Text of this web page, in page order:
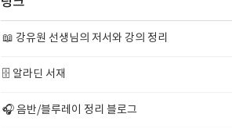
📖 강유원 선생님의 저서와 강의 정리
🗄️ 알라딘 서재
🎧 음반/블루레이 정리 블로그